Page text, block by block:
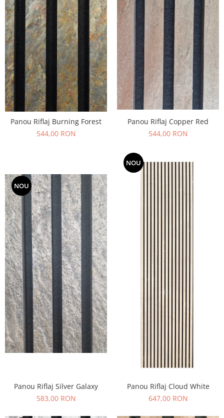
Panou Riflaj Burning Forest
544,00 RON
Panou Riflaj Copper Red
544,00 RON
NOU
Panou Riflaj Silver Galaxy
583,00 RON
NOU
Panou Riflaj Cloud White
647,00 RON